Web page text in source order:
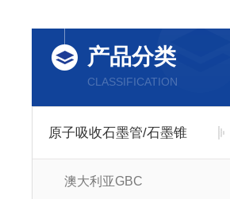
产品分类
CLASSIFICATION
原子吸收石墨管/石墨锥
澳大利亚GBC